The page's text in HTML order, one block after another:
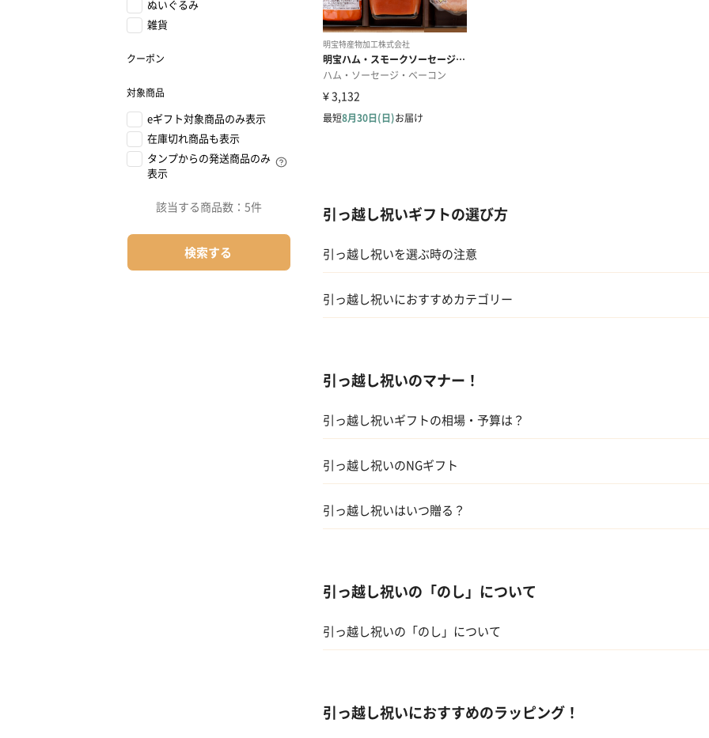
ぬいぐるみ
雑貨
クーポン
対象商品
eギフト対象商品のみ表示
在庫切れ商品も表示
タンプからの発送商品のみ
表示
該当する商品数： 5件
検索する
引っ越し祝いギフトの選び方
引っ越し祝いを選ぶ時の注意
ギフトカタログ
引っ越し祝いにおすすめカテゴリー
02 食器
03 スイーツ
04 アルコール
05 ギフトカタログ
引っ越し祝いのマナー！
引っ越し祝いギフトの相場・予算は？
01 親戚
02 友人、同僚
引っ越し祝いのNGギフト
引っ越し祝いはいつ贈る？
引っ越し祝いの「のし」について
引っ越し祝いの「のし」について
引っ越し祝いにおすすめのラッピング！